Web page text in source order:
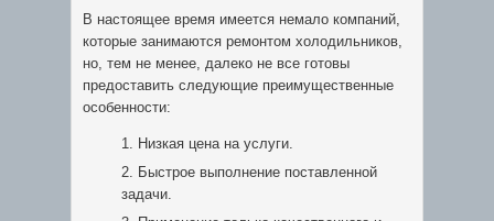
В настоящее время имеется немало компаний,
которые занимаются ремонтом холодильников,
но, тем не менее, далеко не все готовы
предоставить следующие преимущественные
особенности:
Низкая цена на услуги.
Быстрое выполнение поставленной
задачи.